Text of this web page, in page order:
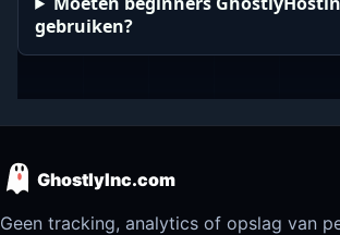
gebruiken?
GhostlyInc.com
Geen tracking, analytics of opslag van